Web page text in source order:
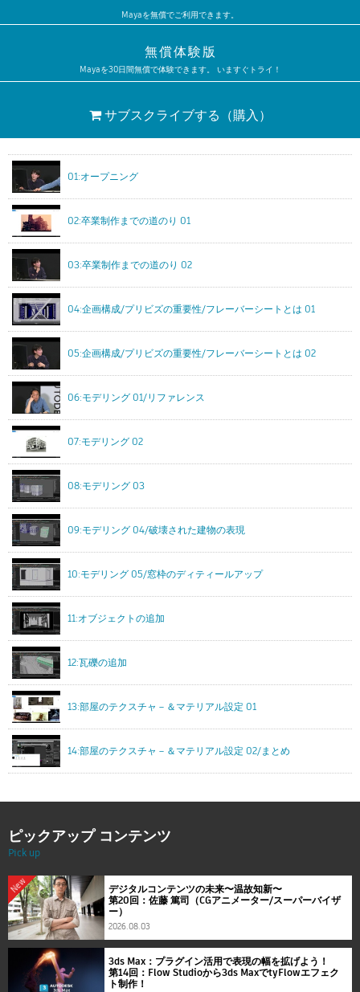
Mayaを無償でご利用できます。
無償体験版
Mayaを30日間無償で体験できます。 いますぐトライ！
サブスクライブする （購入）
01:オープニング
02:卒業制作までの道のり 01
03:卒業制作までの道のり 02
04:企画構成/プリビズの重要性/フレーバーシートとは 01
05:企画構成/プリビズの重要性/フレーバーシートとは 02
06:モデリング 01/リファレンス
07:モデリング 02
08:モデリング 03
09:モデリング 04/破壊された建物の表現
10:モデリング 05/窓枠のディティールアップ
11:オブジェクトの追加
12:瓦礫の追加
13:部屋のテクスチャ－＆マテリアル設定 01
14:部屋のテクスチャ－＆マテリアル設定 02/まとめ
ピックアップ コンテンツ
Pick up
New
デジタルコンテンツの未来〜温故知新〜
第20回：佐藤 篤司（CGアニメーター/スーパーバイザ
ー）
2026.08.03
3ds Max：プラグイン活用で表現の幅を拡げよう！
第14回：Flow Studioから3ds MaxでtyFlowエフェク
ト制作！